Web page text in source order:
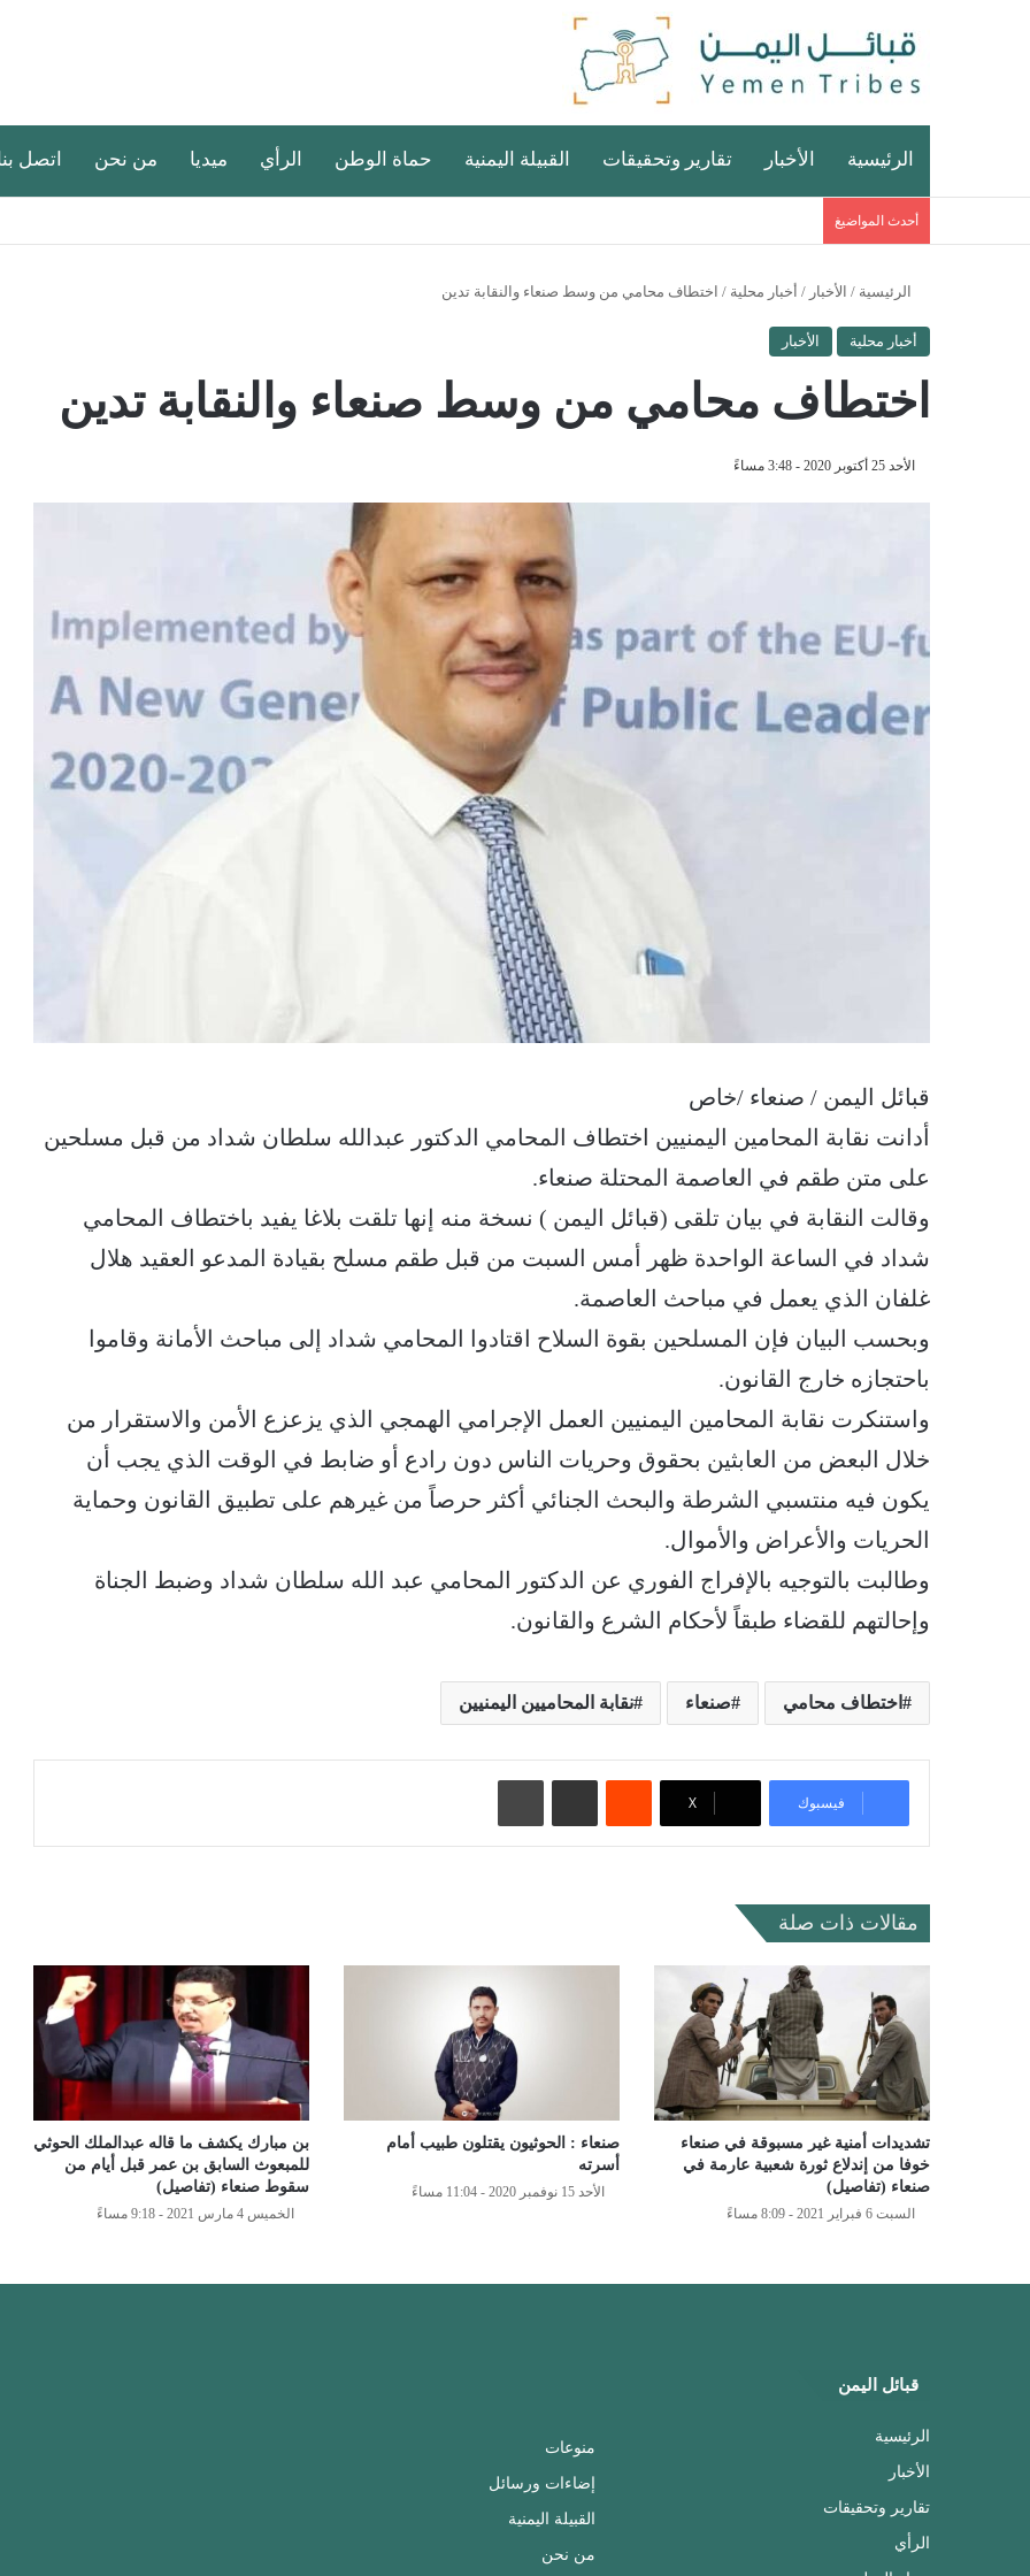
الرئيسية الأخبار تقارير وتحقيقات القبيلة اليمنية حماة الوطن الرأي ميديا من نحن اتصل
أحدث المواضيغ
الرئيسية / الأخبار / أخبار محلية / اختطاف محامي من وسط صنعاء والنقابة تدين
أخبار محلية الأخبار
اختطاف محامي من وسط صنعاء والنقابة تدين
الأحد 25 أكتوبر 2020 - 3:48 مساءً
قبائل اليمن / صنعاء /خاص
أدانت نقابة المحامين اليمنيين اختطاف المحامي الدكتور عبدالله سلطان شداد من قبل مسلحين
على متن طقم في العاصمة المحتلة صنعاء.
وقالت النقابة في بيان تلقى (قبائل اليمن ) نسخة منه إنها تلقت بلاغا يفيد باختطاف المحامي
شداد في الساعة الواحدة ظهر أمس السبت من قبل طقم مسلح بقيادة المدعو العقيد هلال
غلفان الذي يعمل في مباحث العاصمة.
وبحسب البيان فإن المسلحين بقوة السلاح اقتادوا المحامي شداد إلى مباحث الأمانة وقاموا
باحتجازه خارج القانون.
واستنكرت نقابة المحامين اليمنيين العمل الإجرامي الهمجي الذي يزعزع الأمن والاستقرار من
خلال البعض من العابثين بحقوق وحريات الناس دون رادع أو ضابط في الوقت الذي يجب أن
يكون فيه منتسبي الشرطة والبحث الجنائي أكثر حرصاً من غيرهم على تطبيق القانون وحماية
الحريات والأعراض والأموال.
وطالبت بالتوجيه بالإفراج الفوري عن الدكتور المحامي عبد الله سلطان شداد وضبط الجناة
وإحالتهم للقضاء طبقاً لأحكام الشرع والقانون.
اختطاف محامي صنعاء نقابة المحاميين اليمنيين
فيسبوك ‫X
مقالات ذات صلة
تشديدات أمنية غير مسبوقة في صنعاء
خوفا من إندلاع ثورة شعبية عارمة في
صنعاء (تفاصيل)
السبت 6 فبراير 2021 - 8:09 مساءً
صنعاء : الحوثيون يقتلون طبيب أمام
أسرته
الأحد 15 نوفمبر 2020 - 11:04 مساءً
بن مبارك يكشف ما قاله عبدالملك الحوثي
للمبعوث السابق بن عمر قبل أيام من
سقوط صنعاء (تفاصيل)
الخميس 4 مارس 2021 - 9:18 مساءً
قبائل اليمن
الرئيسية
الأخبار
تقارير وتحقيقات
الرأي
منوعات
إضاءات ورسائل
القبيلة اليمنية
من نحن